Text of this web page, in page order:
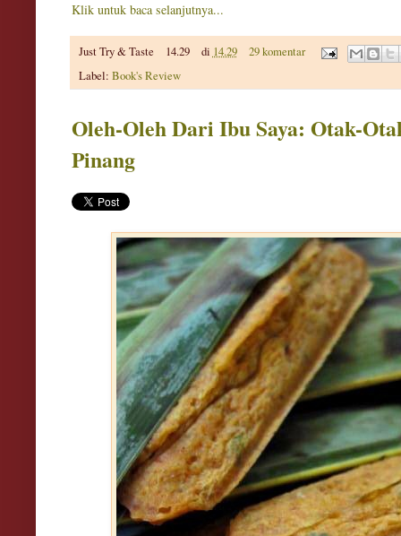
Klik untuk baca selanjutnya...
Just Try & Taste 14.29 di 14.29
29 komentar
Label: Book's Review
Oleh-Oleh Dari Ibu Saya: Otak-
Pinang